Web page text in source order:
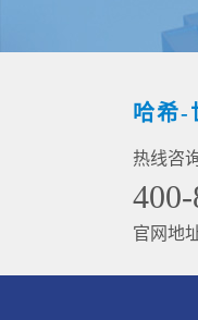
哈希-
热线咨
官网地